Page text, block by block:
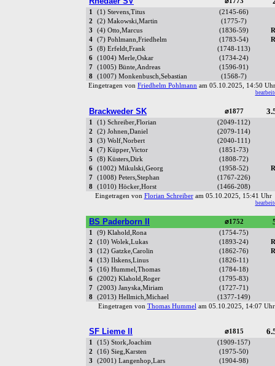
1 (1) Stevens,Titus (2145-66)
2
(2) Makowski,Martin (1775-7)
3
(4) Otto,Marcus (1836-59)
4
(7) Pohlmann,Friedhelm (1783-54)
5
(8) Erfeldt,Frank (1748-113)
6
(1004) Merle,Oskar (1734-24)
7
(1005) Bünte,Andreas (1596-91)
8
(1007) Monkenbusch,Sebastian (1568-7)
Eingetragen von Friedhelm Pohlmann am 05.10.2025, 14:50
Brackweder SK ⌀1877
1 (1) Schreiber,Florian (2049-112)
2
(2) Johnen,Daniel (2079-114)
3
(3) Wolf,Norbert (2040-111)
4
(7) Küpper,Victor (1851-73)
5
(8) Küsters,Dirk (1808-72)
6
(1002) Mikulski,Georg (1958-52)
7
(1008) Peters,Stephan (1767-226)
8
(1010) Höcker,Horst (1466-208)
Eingetragen von Florian Schreiberam 05.10.2025, 15:41
BS Paderborn II ⌀1752
1 (9) Klahold,Rona
(1754-75)
2
(10) Wolek,Lukas (1893-24)
3
(12) Gatzke,Carolin (1862-76)
4
(13) Ilskens,Linus (1826-11)
5
(16) Hummel,Thomas (1784-18)
6
(2002) Klahold,Roger (1795-83)
7
(2003) Janyska,Miriam (1727-71)
8
(2013) Hellmich,Michael (1377-149)
Eingetragen von Thomas Hummelam 05.10.2025, 14:07
SF Lieme II ⌀1815
1 (15) Stork,Joachim (1909-157)
2
(16) Sieg,Karsten (1975-50)
3
(2001) Langenhop,Lars (1904-98)